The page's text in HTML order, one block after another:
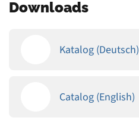
Downloads
Katalog (Deutsch)
Catalog (English)